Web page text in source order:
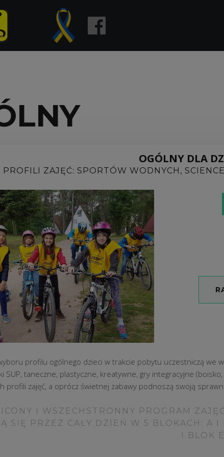
OGÓLNY DLA
PROFILI ZAJĘĆ: SPORTÓW WODNYCH,
profilu ogólnego dzieci w trakcie pobytu uczestniczą we
SUP, taneczne, plastyczne, kreatywne, gry integracyjne
profili zajęć, a oprócz świetnej zabawy podnoszą swoją
I WSZECHSTRONNY PROGRAM
SIĘ PRZEZ CAŁY DZIEŃ W 5 BLOKACH:
I BLOK